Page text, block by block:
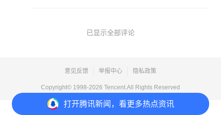
打开腾讯新闻，看更多热点资讯
已显示全部评论
意见反馈 举报中心 隐私政策
Copyright© 1998-2026 Tencent.All Rights Reserved